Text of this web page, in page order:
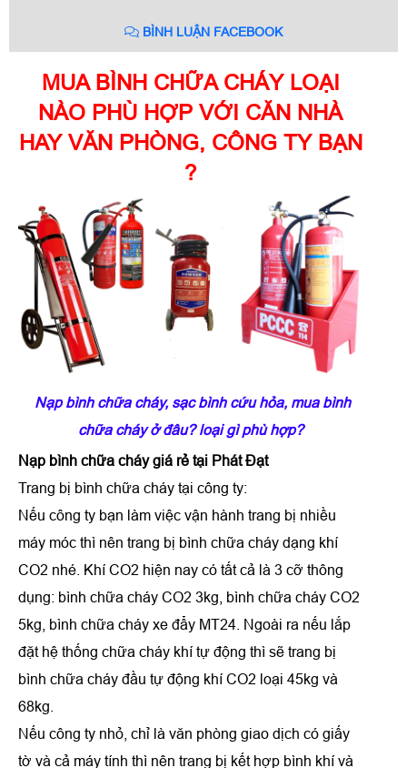
BÌNH LUẬN FACEBOOK
MUA BÌNH CHỮA CHÁY LOẠI
NÀO PHÙ HỢP VỚI CĂN NHÀ
HAY VĂN PHÒNG, CÔNG TY BẠN
?
Nạp bình chữa cháy, sạc bình cứu hỏa, mua bình
chữa cháy ở đâu? loại gì phù hợp?
Nạp bình chữa cháy giá rẻ tại Phát Đạt
Trang bị bình chữa cháy tại công ty:
Nếu công ty bạn làm việc vận hành trang bị nhiều
máy móc thì nên trang bị bình chữa cháy dạng khí
CO2 nhé. Khí CO2 hiện nay có tất cả là 3 cỡ thông
dụng: bình chữa cháy CO2 3kg, bình chữa cháy CO2
5kg, bình chữa cháy xe đẩy MT24. Ngoài ra nếu lắp
đặt hệ thống chữa cháy khí tự động thì sẽ trang bị
bình chữa cháy đầu tự động khí CO2 loại 45kg và
68kg.
Nếu công ty nhỏ, chỉ là văn phòng giao dịch có giấy
tờ và cả máy tính thì nên trang bị kết hợp bình khí và